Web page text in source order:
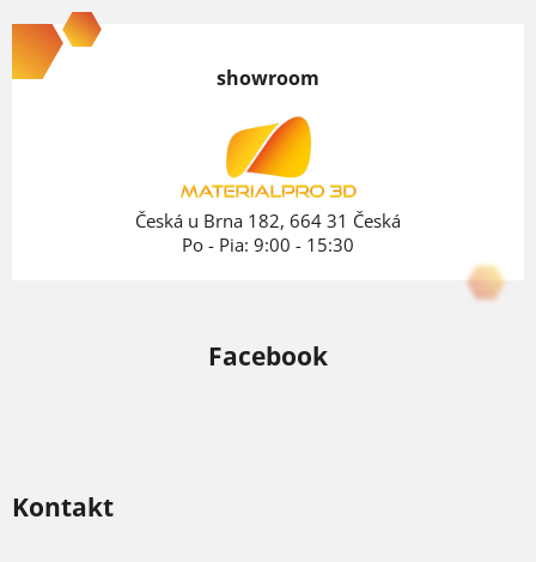
á
p
Kontakt
showroom
Česká u Brna 182, 664 31 Česká
Po - Pia: 9:00 - 15:30
Facebook